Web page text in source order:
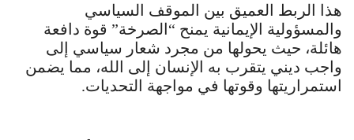
هذا الربط العميق بين الموقف السياسي
والمسؤولية الإيمانية يمنح “الصرخة” قوة دافعة
هائلة، حيث يحولها من مجرد شعار سياسي إلى
واجب ديني يتقرب به الإنسان إلى الله، مما يضمن
استمراريتها وقوتها في مواجهة التحديات.